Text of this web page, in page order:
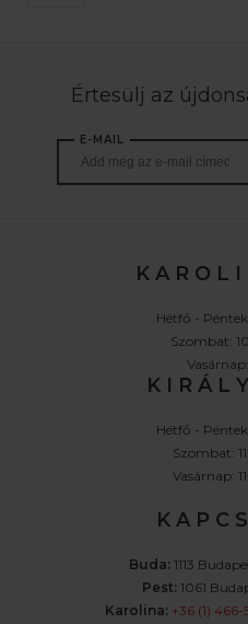
Értesülj az
E-MAIL
K A R O L
Hétfő -
Szombat:
K I R Á L
Hétfő -
Szombat:
Vasárnap:
K A P C
Buda: 1113
Pest: 1061
Karolina: +36 (1) 466-